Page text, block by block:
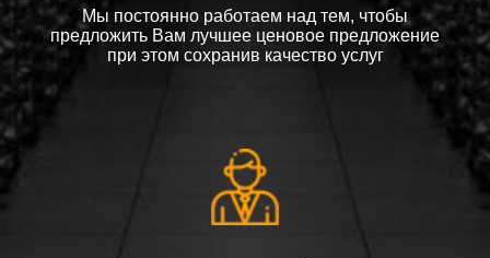
Мы постоянно работаем над тем, чтобы
предложить Вам лучшее ценовое предложение
при этом сохранив качество услуг